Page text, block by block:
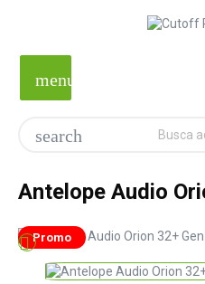
menu
search
Antelope Audio
Promo
